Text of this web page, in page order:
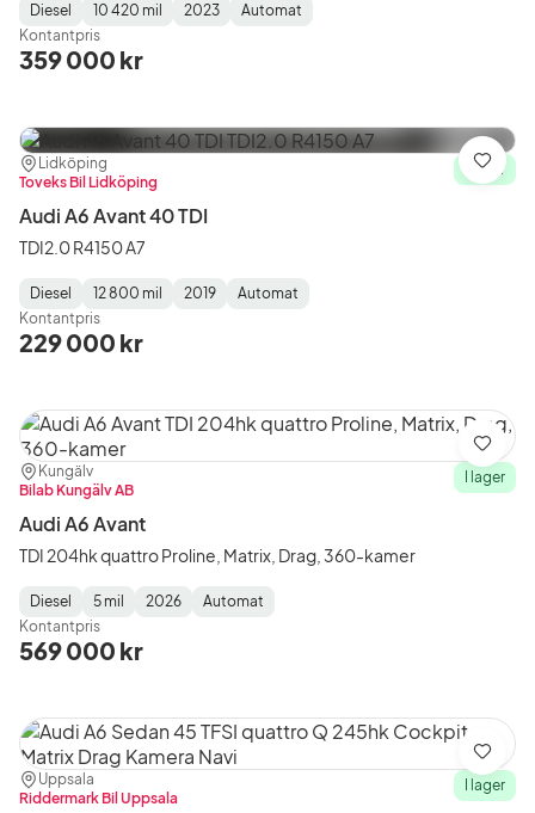
Fuel
Type:
Diesel
Mätarställning:
10 420 mil
Model
Year:
2023
Gearbox
Type:
Automat
Kontantpris
359 000 kr
Plats:
Lidköping
Återförsäljare:
Toveks Bil Lidköping
I lager
Audi A6 Avant 40 TDI
TDI2.0 R4150 A7
Fuel
Type:
Diesel
Mätarställning:
12 800 mil
Model
Year:
2019
Gearbox
Type:
Automat
Kontantpris
229 000 kr
Spara
Plats:
Kungälv
Återförsäljare:
Bilab Kungälv AB
I lager
Audi A6 Avant
TDI 204hk quattro Proline, Matrix, Drag, 360-kamer
Fuel
Type:
Diesel
Mätarställning :
5 mil
Model
Year:
2026
Gearbox
Type:
Automat
Kontantpris
569 000 kr
Spara
Plats:
Uppsala
Återförsäljare:
Riddermark Bil Uppsala
I lager
Spara